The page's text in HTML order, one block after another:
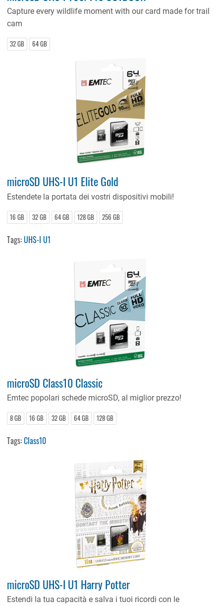
Capture every wildlife moment with our card made for trail
cam
32 GB 64 GB
microSD UHS-I U1 Elite Gold
Estendete la portata dei vostri dispositivi mobili!
16 GB 32 GB 64 GB 128 GB 256 GB
Tags:UHS-I U1
microSD Class10 Classic
Emtec popolari schede microSD, al miglior prezzo!
8 GB 16 GB 32 GB 64 GB 128 GB
Tags:Class10
microSD UHS-I U1 Harry Potter
Estendi la tua capacità e salva i tuoi ricordi con le